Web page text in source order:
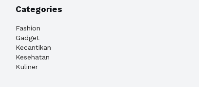
Categories
Fashion
Gadget
Kecantikan
Kesehatan
Kuliner